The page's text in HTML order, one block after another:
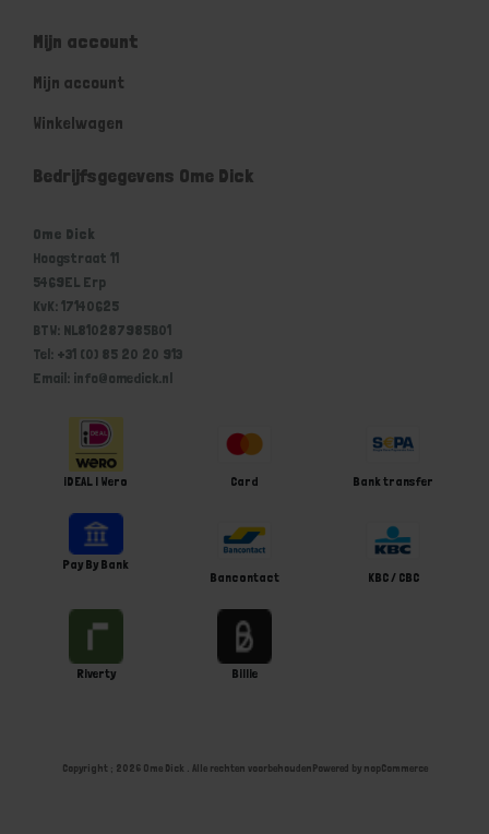
Mijn account
Mijn account
Winkelwagen
Bedrijfsgegevens Ome Dick
Ome Dick
Hoogstraat 11
5469EL Erp
KvK: 17140625
BTW: NL810287985B01
Tel: +31 (0) 85 20 20 913
Email: info@omedick.nl
iDEAL | Wero Card Bank transfer
Pay By Bank
Bancontact
KBC / CBC
Riverty Billie
Copyright ; 2026 Ome Dick . Alle rechten voorbehoudenPowered by nopCommerce